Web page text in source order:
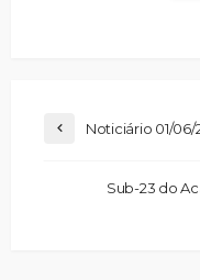
Noticiário 01/06/
Sub-23 do